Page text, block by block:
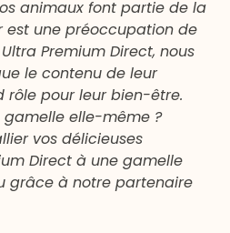
animaux font partie de la
est une préoccupation de
Premium Direct, nous
le contenu de leur
rôle pour leur bien-être.
gamelle elle-même ?
vos délicieuses
Direct à une gamelle
grâce à notre partenaire